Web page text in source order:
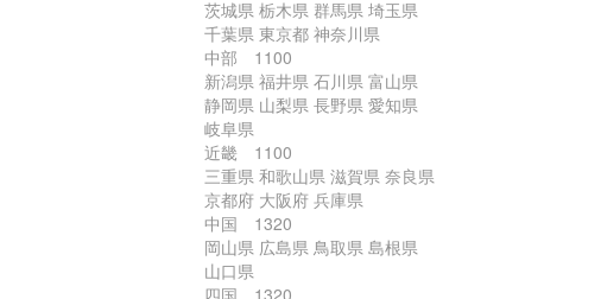
茨城県 栃木県 群馬県 埼玉県
千葉県 東京都 神奈川県
中部 1100
新潟県 福井県 石川県 富山県
静岡県 山梨県 長野県 愛知県
岐阜県
近畿 1100
三重県 和歌山県 滋賀県 奈良県
京都府 大阪府 兵庫県
中国 1320
岡山県 広島県 鳥取県 島根県
山口県
四国 1320